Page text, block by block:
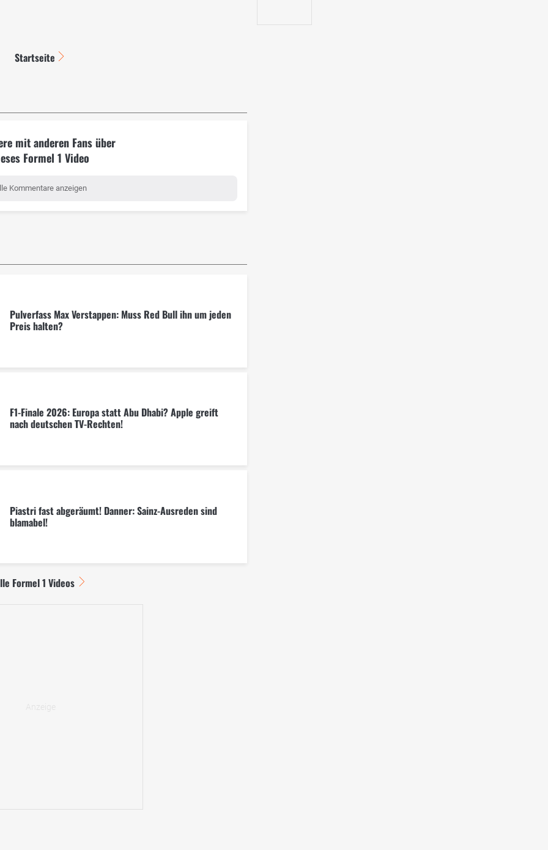
Startseite
mit anderen Fans über
Formel 1 Video
Kommentare anzeigen
Pulverfass Max Verstappen: Muss Red Bull ihn um jeden
Preis halten?
F1-Finale 2026: Europa statt Abu Dhabi? Apple greift
nach deutschen TV-Rechten!
Piastri fast abgeräumt! Danner: Sainz-Ausreden sind
blamabel!
Formel 1 Videos